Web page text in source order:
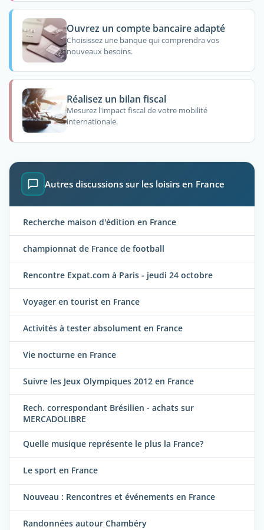
Ouvrez un compte bancaire adapté
Choisissez une banque qui comprendra vos
nouveaux besoins.
Réalisez un bilan fiscal
Mesurez l'impact fiscal de votre mobilité
internationale.
Autres discussions sur les loisirs en France
Recherche maison d'édition en France
championnat de France de football
Rencontre Expat.com à Paris - jeudi 24 octobre
Voyager en tourist en France
Activités à tester absolument en France
Vie nocturne en France
Suivre les Jeux Olympiques 2012 en France
Rech. correspondant Brésilien - achats sur
MERCADOLIBRE
Quelle musique représente le plus la France?
Le sport en France
Nouveau : Rencontres et événements en France
Randonnées autour Chambéry